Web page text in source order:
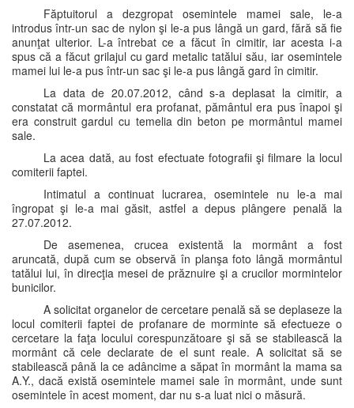
Făptuitorul a dezgropat osemintele mamei sale, le-a
introdus într-un sac de nylon şi le-a pus lângă un gard, fără să fie
anunţat ulterior. L-a întrebat ce a făcut în cimitir, iar acesta i-a
spus că a făcut grilajul cu gard metalic tatălui său, iar osemintele
mamei lui le-a pus într-un sac şi le-a pus lângă gard în cimitir.
La data de 20.07.2012, când s-a deplasat la cimitir, a
constatat că mormântul era profanat, pământul era pus înapoi şi
era construit gardul cu temelia din beton pe mormântul mamei
sale.
La acea dată, au fost efectuate fotografii şi filmare la locul
comiterii faptei.
Intimatul a continuat lucrarea, osemintele nu le-a mai
îngropat şi le-a mai găsit, astfel a depus plângere penală la
27.07.2012.
De asemenea, crucea existentă la mormânt a fost
aruncată, după cum se observă în planşa foto lângă mormântul
tatălui lui, în direcţia mesei de prăznuire şi a crucilor mormintelor
bunicilor.
A solicitat organelor de cercetare penală să se deplaseze la
locul comiterii faptei de profanare de morminte să efectueze o
cercetare la faţa locului corespunzătoare şi să se stabilească la
mormânt că cele declarate de el sunt reale. A solicitat să se
stabilească până la ce adâncime a săpat în mormânt la mama sa
A.Y., dacă există osemintele mamei sale în mormânt, unde sunt
osemintele în acest moment, dar nu s-a luat nici o măsură.